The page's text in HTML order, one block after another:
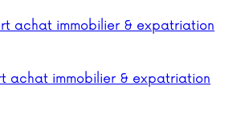
achat immobilier & expatriation
achat immobilier & expatriation